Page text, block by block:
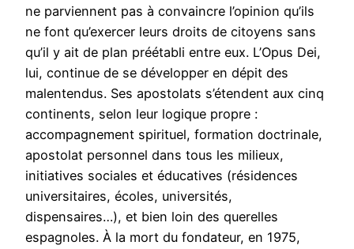
ne parviennent pas à convaincre l’opinion qu’ils
ne font qu’exercer leurs droits de citoyens sans
qu’il y ait de plan préétabli entre eux. L’Opus Dei,
lui, continue de se développer en dépit des
malentendus. Ses apostolats s’étendent aux cinq
continents, selon leur logique propre :
accompagnement spirituel, formation doctrinale,
apostolat personnel dans tous les milieux,
initiatives sociales et éducatives (résidences
universitaires, écoles, universités,
dispensaires…), et bien loin des querelles
espagnoles. À la mort du fondateur, en 1975,